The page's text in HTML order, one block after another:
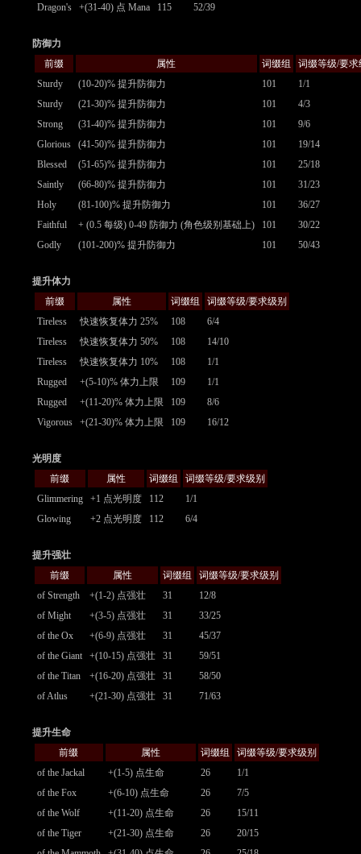
Dragon's
+(31-40) 点 Mana 115 52/39
防御力
前缀
属性 词缀组
词缀等级/要求
Sturdy
(10-20)% 提升防御力 101
1/1
Sturdy
(21-30)% 提升防御力 101
4/3
Strong
(31-40)% 提升防御力 101
9/6
Glorious
(41-50)% 提升防御力 101
19/14
Blessed
(51-65)% 提升防御力 101
25/18
Saintly
(66-80)% 提升防御力 101
31/23
Holy
(81-100)% 提升防御力 101
36/27
Faithful
+ (0.5 每级) 0-49 防御力 (角色级别基础上) 101
30/22
Godly
(101-200)% 提升防御力 101 50/43
提升体力
前缀
属性 词缀组
词缀等级/要求级别
Tireless
快速恢复体力 25% 108
6/4
Tireless
快速恢复体力 50% 108
14/10
Tireless
快速恢复体力 10% 108
1/1
Rugged
+(5-10)% 体力上限 109
1/1
Rugged
+(11-20)% 体力上限 109
8/6
Vigorous
+(21-30)% 体力上限 109 16/12
光明度
前缀
属性 词缀组
词缀等级/要求级别
Glimmering
+1 点光明度 112
1/1
Glowing
+2 点光明度 112 6/4
提升强壮
前缀
属性 词缀组
词缀等级/要求级别
of Strength
+(1-2) 点强壮 31
12/8
of Might
+(3-5) 点强壮 31
33/25
of the Ox
+(6-9) 点强壮 31
45/37
of the Giant
+(10-15) 点强壮 31
59/51
of the Titan
+(16-20) 点强壮 31
58/50
of Atlus
+(21-30) 点强壮 31 71/63
提升生命
前缀
属性 词缀组
词缀等级/要求级别
of the Jackal
+(1-5) 点生命 26
1/1
of the Fox
+(6-10) 点生命 26
7/5
of the Wolf
+(11-20) 点生命 26
15/11
of the Tiger
+(21-30) 点生命 26
20/15